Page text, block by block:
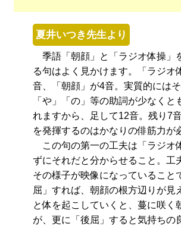
夏井いつき先生より
季語「朝顔」と「ラジオ体操」
る句はよく見かけます。「ラジオ
音、「朝顔」が4音。実質的には
「や」「の」等の助詞が少なくと
れますから、足して12音。残り7
を発揮するのはかなりの俳筋力が
この句の第一の工夫は「ラジオ
ずにそれだと分からせること。工
その様子が映像になっていること
屈」すれば、朝顔の根方辺りが見
と体を起こしていくと、蔓に咲く
が、更に「後屈」すると気持ちの